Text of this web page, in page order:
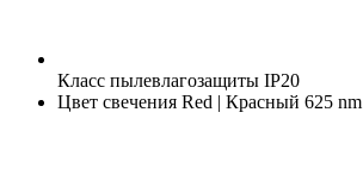
Класс пылевлагозащиты IP20
Цвет свечения Red | Красный 625 nm